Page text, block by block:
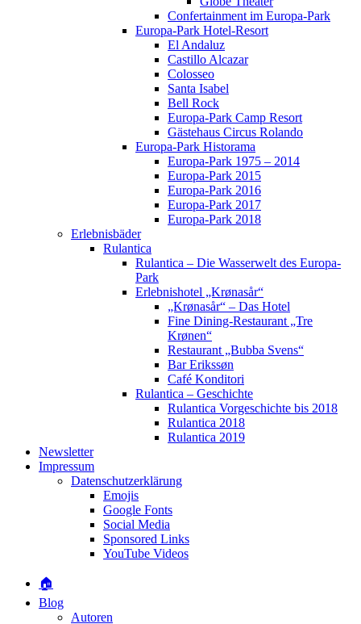
Confertainment im Europa-Park
Europa-Park Hotel-Resort
El Andaluz
Castillo Alcazar
Colosseo
Santa Isabel
Bell Rock
Europa-Park Camp Resort
Gästehaus Circus Rolando
Europa-Park Historama
Europa-Park 1975 – 2014
Europa-Park 2015
Europa-Park 2016
Europa-Park 2017
Europa-Park 2018
Erlebnisbäder
Rulantica
Rulantica – Die Wasserwelt des Europa-
Park
Erlebnishotel „Krønasår“
„Krønasår“ – Das Hotel
Fine Dining-Restaurant „Tre
Krønen“
Restaurant „Bubba Svens“
Bar Erikssøn
Café Konditori
Rulantica – Geschichte
Rulantica Vorgeschichte bis 2018
Rulantica 2018
Rulantica 2019
Newsletter
Impressum
Datenschutzerklärung
Emojis
Google Fonts
Social Media
Sponsored Links
YouTube Videos
🏠
Blog
Autoren